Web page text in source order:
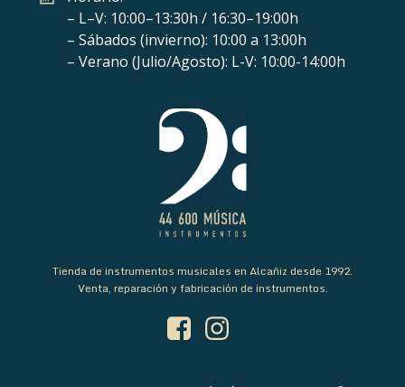
– L–V: 10:00–13:30h / 16:30–19:00h
– Sábados (invierno): 10:00 a 13:00h
– Verano (Julio/Agosto): L-V: 10:00-14:00h
Tienda de instrumentos musicales en Alcañiz desde 1992.
Venta, reparación y fabricación de instrumentos.